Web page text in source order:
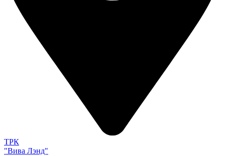
ТРК
"Вива Лэнд"